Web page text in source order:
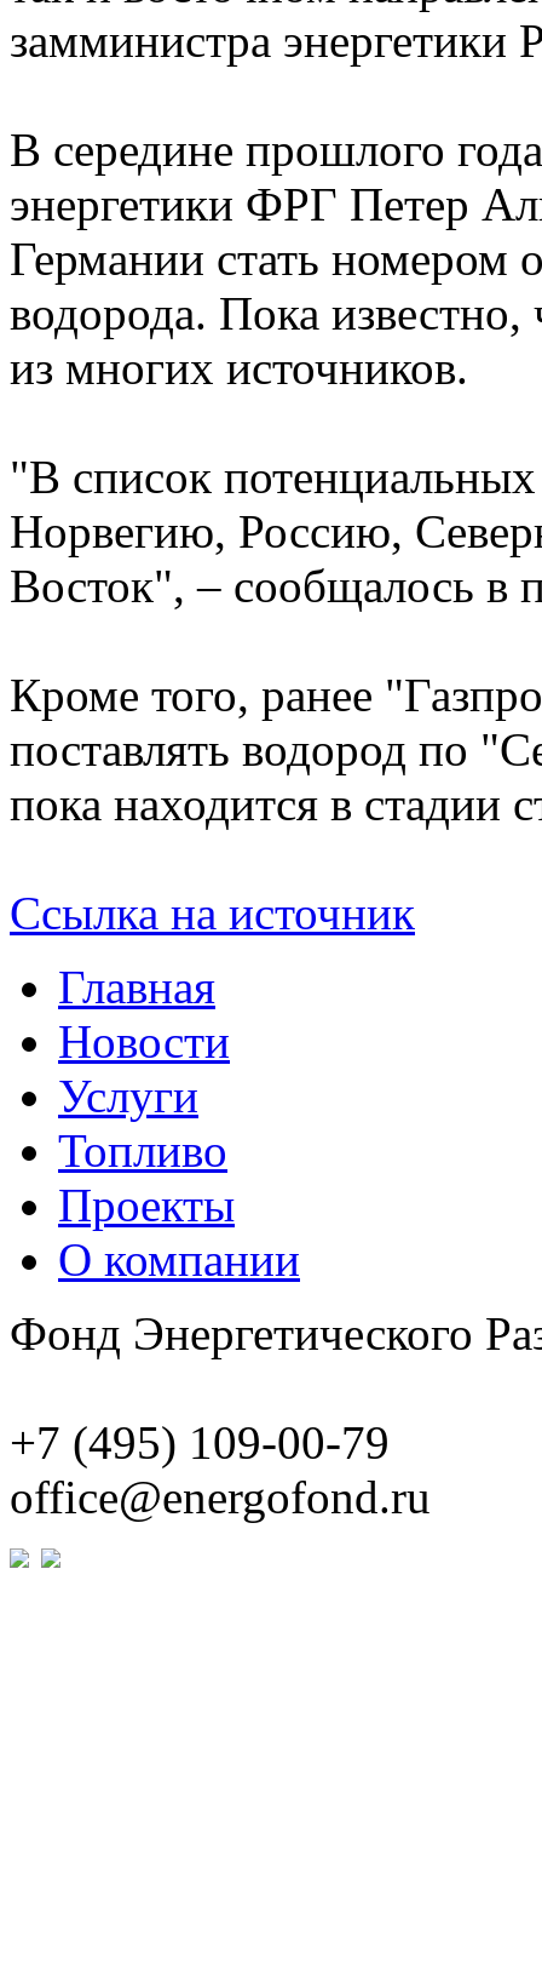
замминистра энергетики
В середине прошлого
энергетики ФРГ Петер
Германии стать номером
водорода. Пока известно,
из многих источников.
"В список
Норвегию, Россию,
Восток", – сообщалось в
Кроме того, ранее
поставлять водород по
пока находится в стадии
Ссылка на источник
Главная
Новости
Услуги
Топливо
Проекты
О компании
Фонд Энергетического
+7 (495) 109-00-79
office@energofond.ru